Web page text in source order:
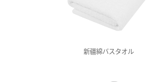
新疆綿バスタオル